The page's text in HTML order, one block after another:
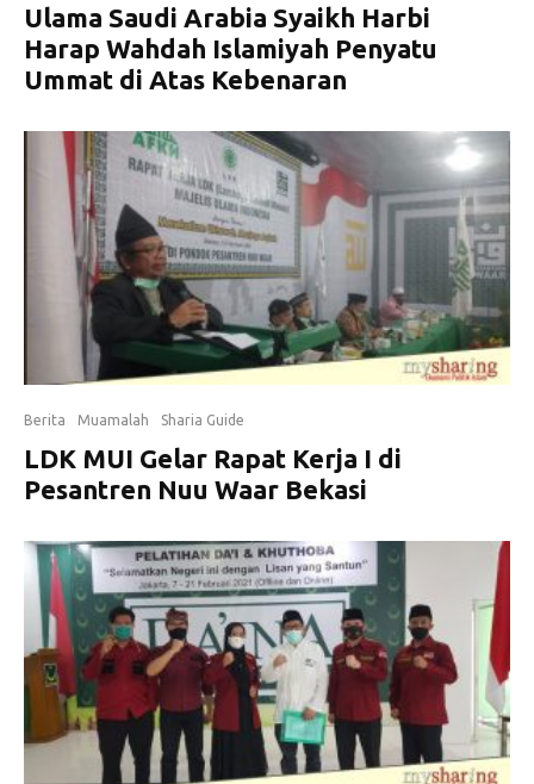
Ulama Saudi Arabia Syaikh Harbi
Harap Wahdah Islamiyah Penyatu
Ummat di Atas Kebenaran
Berita Muamalah Sharia Guide
LDK MUI Gelar Rapat Kerja I di
Pesantren Nuu Waar Bekasi